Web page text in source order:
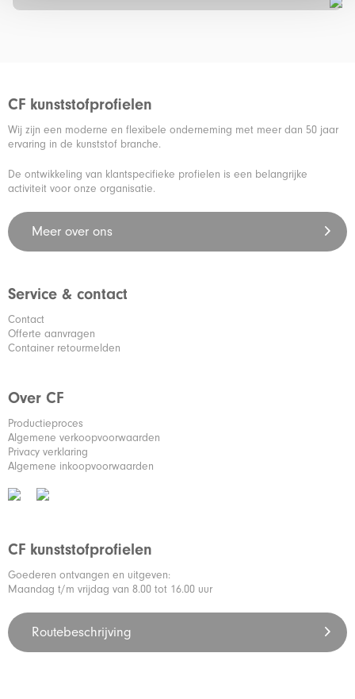
CF kunststofprofielen
Wij zijn een moderne en flexibele onderneming met meer dan 50 jaar
ervaring in de kunststof branche.
De ontwikkeling van klantspecifieke profielen is een belangrijke
activiteit voor onze organisatie.
Meer over ons
Service & contact
Contact
Offerte aanvragen
Container retourmelden
Over CF
Productieproces
Algemene verkoopvoorwaarden
Privacy verklaring
Algemene inkoopvoorwaarden
CF kunststofprofielen
Goederen ontvangen en uitgeven:
Maandag t/m vrijdag van 8.00 tot 16.00 uur
Routebeschrijving